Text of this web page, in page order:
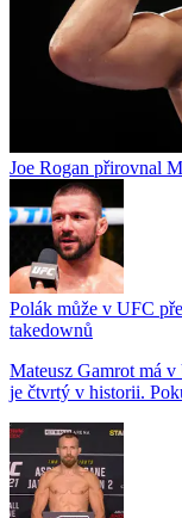
Joe Rogan přirovnal
Polák může v UFC
takedownů
Mateusz Gamrot má
je čtvrtý v historii.